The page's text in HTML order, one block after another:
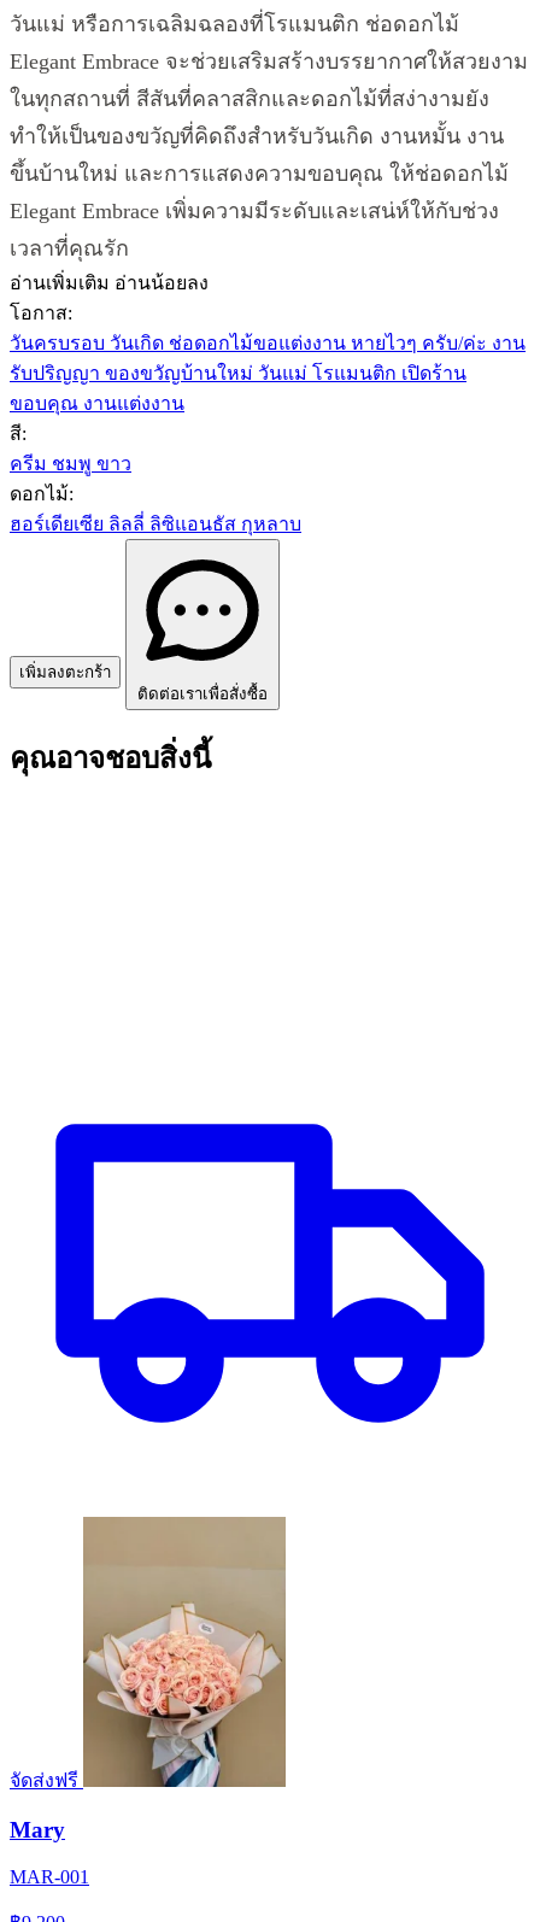
วันแม่ หรือการเฉลิมฉลองที่โรแมนติก ช่อดอกไม้
Elegant Embrace จะช่วยเสริมสร้างบรรยากาศให้สวยงาม
ในทุกสถานที่ สีสันที่คลาสสิกและดอกไม้ที่สง่างามยัง
ทำให้เป็นของขวัญที่คิดถึงสำหรับวันเกิด งานหมั้น งาน
ขึ้นบ้านใหม่ และการแสดงความขอบคุณ ให้ช่อดอกไม้
Elegant Embrace เพิ่มความมีระดับและเสน่ห์ให้กับช่วง
เวลาที่คุณรัก
อ่านเพิ่มเติม อ่านน้อยลง
โอกาส:
วันครบรอบ วันเกิด ช่อดอกไม้ขอแต่งงาน หายไวๆ ครับ/ค่ะ งาน
รับปริญญา ของขวัญบ้านใหม่ วันแม่ โรแมนติก เปิดร้าน
ขอบคุณ งานแต่งงาน
สี:
ครีม ชมพู ขาว
ดอกไม้:
ฮอร์เดียเซีย ลิลลี่ ลิซิแอนธัส กุหลาบ
เพิ่มลงตะกร้า
ติดต่อเราเพื่อสั่งซื้อ
คุณอาจชอบสิ่งนี้
จัดส่งฟรี
Mary
MAR-001